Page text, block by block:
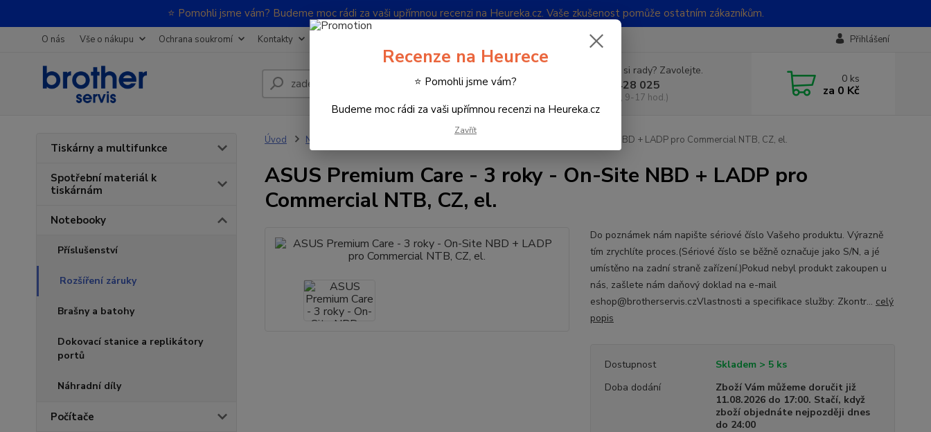
⭐ Pomohli jsme vám? Budeme moc rádi za vaši upřímnou recenzi na Heureka.cz. Vaše zkušenost pomůže ostatním zákazníkům.
O nás Vše o nákupu Ochrana soukromí Kontakty Přihlášení
Hledat
Nevíte si rady? Zavolejte.
732 428 025
(Po-Pá, 9-17 hod.)
0 ks
za 0 Kč
Tiskárny a multifunkce
Spotřební materiál k
tiskárnám
Notebooky
Příslušenství
Rozšíření záruky
Brašny a batohy
Dokovací stanice a replikátory
portů
Náhradní díly
Počítače
Úvod Notebooky ASUS Premium Care - 3 roky - On-Site NBD + LADP pro Commercial NTB, CZ, el.
ASUS Premium Care - 3 roky - On-Site NBD + LADP pro
Commercial NTB, CZ, el.
Do poznámek nám napište sériové číslo Vašeho produktu. Výrazně
tím zrychlíte proces.(Sériové číslo se běžně označuje jako S/N, a jé
umístěno na zadní straně zařízení.)Pokud nebyl produkt zakoupen u
nás, zašlete nám daňový doklad na e-mail
eshop@brotherservis.czVlastnosti a specifikace služby: Zkontr... celý
popis
Dostupnost
Skladem > 5 ks
Doba dodání
Zboží Vám můžeme doručit již
11.08.2026 do 17:00. Stačí, když
zboží objednáte nejpozději dnes
do 24:00
Recenze na Heurece
⭐ Pomohli jsme vám?
Budeme moc rádi za vaši upřímnou recenzi na Heureka.cz
Zavřít